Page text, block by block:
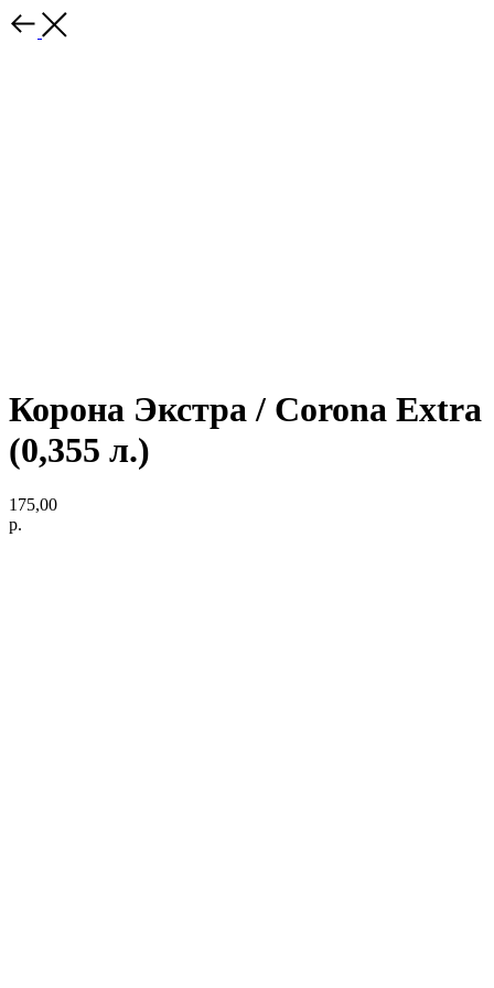
Корона Экстра / Corona Extra
(0,355 л.)
175,00
р.